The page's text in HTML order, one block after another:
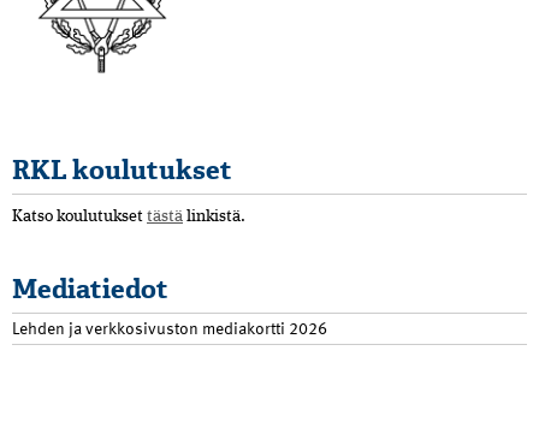
RKL koulutukset
Katso koulutukset tästä linkistä.
Mediatiedot
Lehden ja verkkosivuston mediakortti 2026